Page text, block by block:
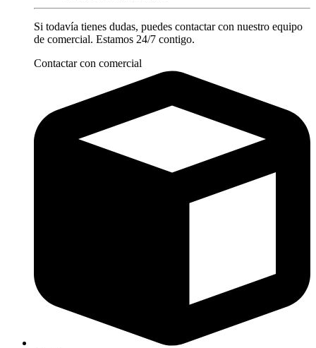
Si todavía tienes dudas, puedes contactar con nuestro equipo
de comercial. Estamos 24/7 contigo.
Contactar con comercial